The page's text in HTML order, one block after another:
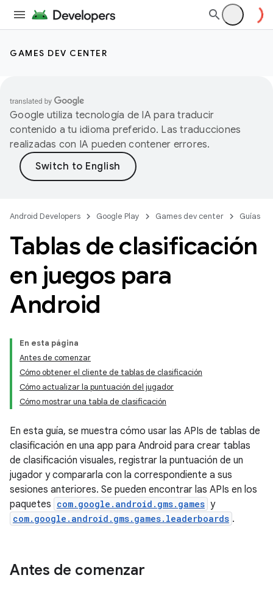
GAMES DEV CENTER
Google utiliza tecnología de IA para traducir
contenido a tu idioma preferido. Las traducciones
realizadas con IA pueden contener errores.
Android Developers Google Play Games dev center Guías
Tablas de clasificación
en juegos para
Android
En esta página
Antes de comenzar
Cómo obtener el cliente de tablas de clasificación
Cómo actualizar la puntuación del jugador
Cómo mostrar una tabla de clasificación
En esta guía, se muestra cómo usar las APIs de tablas de
clasificación en una app para Android para crear tablas
de clasificación visuales, registrar la puntuación de un
jugador y compararla con la correspondiente a sus
sesiones anteriores. Se pueden encontrar las APIs en los
paquetes com.google.android.gms.games y
com.google.android.gms.games.leaderboards .
Antes de comenzar